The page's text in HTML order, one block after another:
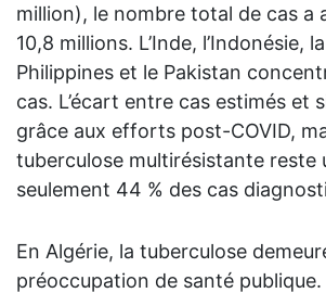
million), le nombre total de cas a
10,8 millions. L’Inde, l’Indonésie,
Philippines et le Pakistan
cas. L’écart entre cas estimés et
grâce aux efforts post-COVID,
tuberculose multirésistante reste
seulement 44 % des cas
En Algérie, la tuberculose
préoccupation de santé